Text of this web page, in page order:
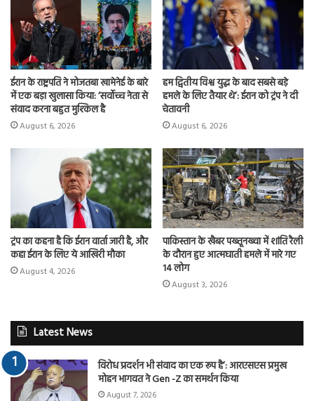
ईरान के राष्ट्रपति ने मोजतबा खामेनेई के बारे
में एक बड़ा खुलासा किया: ‘सर्वोच्च नेता से
संवाद करना बहुत मुश्किल है
August 6, 2026
हम द्वितीय विश्व युद्ध के बाद सबसे बड़े
हमले के लिए तैयार थे’: ईरान को ट्रंप ने दी
चेतावनी
August 6, 2026
ट्रंप का कहना है कि ईरान वार्ता जारी है, और
कहा ईरान के लिए ये आखिरी मौका
August 4, 2026
पाकिस्तान के खैबर पख्तूनख्वा में शांति रैली
के दौरान हुए आत्मघाती हमले में मारे गए
14 लोग
August 3, 2026
Latest News
विरोध प्रदर्शन भी संवाद का एक रूप है’: आरएसएस प्रमुख
मोहन भागवत ने Gen -Z का समर्थन किया
August 7, 2026